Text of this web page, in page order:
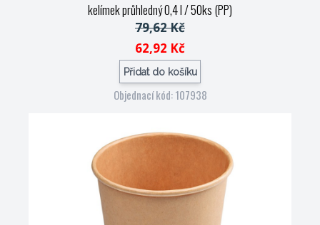
kelímek průhledný 0,4 l / 50ks (PP)
79,62 Kč
62,92 Kč
Přidat do košíku
Objednací kód: 107938